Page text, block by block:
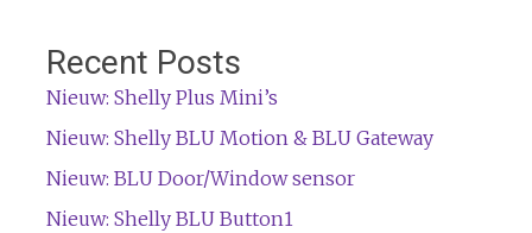
Recent Posts
Nieuw: Shelly Plus Mini’s
Nieuw: Shelly BLU Motion & BLU Gateway
Nieuw: BLU Door/Window sensor
Nieuw: Shelly BLU Button1